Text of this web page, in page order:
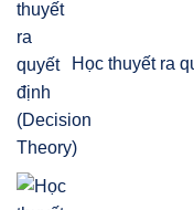
Học thuyết ra